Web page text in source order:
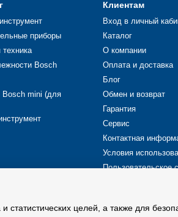
приборы
Bosch
Bosch mini (для
Клиентам
Вход в личный
Каталог
О компании
Оплата и доставка
Блог
Обмен и возврат
Гарантия
Сервис
Контактная
Условия
Пользовательское
статистических целей, а также для